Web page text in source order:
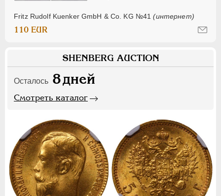
Fritz Rudolf Kuenker GmbH & Co. KG №41(интернет)
110 EUR
SHENBERG AUCTION
Осталось 8дней
Смотреть каталог